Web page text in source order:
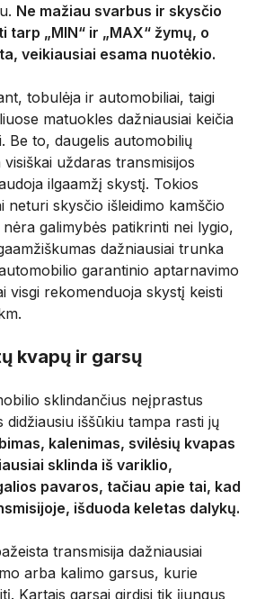
Ne mažiau svarbus ir skysčio
tarp „MIN“ ir „MAX“ žymų, o
veikiausiai esama nuotėkio.
tobulėja ir automobiliai, taigi
matuokles dažniausiai keičia
Be to, daugelis automobilių
uždaras transmisijos
ilgaamžį skystį. Tokios
neturi skysčio išleidimo kamščio
galimybės patikrinti nei lygio,
dažniausiai trunka
garantinio aptarnavimo
visgi rekomenduoja skystį keisti
kvapų ir garsų
sklindančius neįprastus
iššūkiu tampa rasti jų
kalenimas, svilėsių kvapas
sklinda iš variklio,
pavaros, tačiau apie tai, kad
išduoda keletas dalykų.
transmisija dažniausiai
arba kalimo garsus, kurie
Kartais garsai girdisi tik įjungus